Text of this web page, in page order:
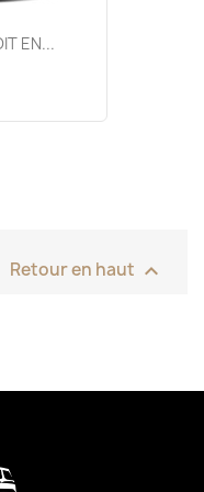
EN...
Retour en haut 